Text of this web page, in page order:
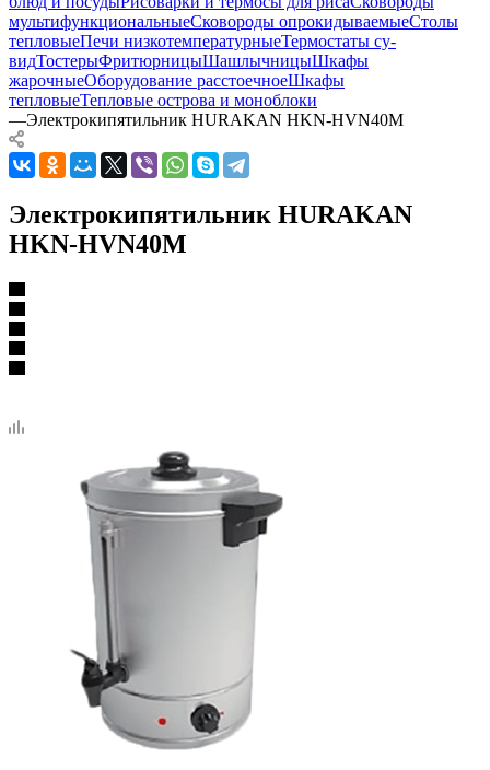
мультифункциональныеСковороды опрокидываемыеСтолы
тепловыеПечи низкотемпературныеТермостаты су-
видТостерыФритюрницыШашлычницыШкафы
жарочныеОборудование расстоечноеШкафы
тепловыеТепловые острова и моноблоки
—Электрокипятильник HURAKAN HKN-HVN40M
Электрокипятильник HURAKAN
HKN-HVN40M